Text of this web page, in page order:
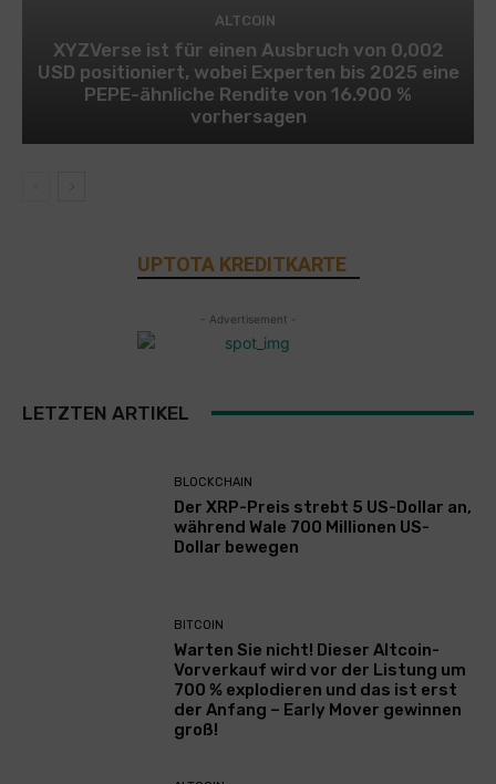
ALTCOIN
XYZVerse ist für einen Ausbruch von 0,002
USD positioniert, wobei Experten bis 2025 eine
PEPE-ähnliche Rendite von 16.900 %
vorhersagen
UPTOTA KREDITKARTE
- Advertisement -
LETZTEN ARTIKEL
BLOCKCHAIN
Der XRP-Preis strebt 5 US-Dollar an,
während Wale 700 Millionen US-
Dollar bewegen
BITCOIN
Warten Sie nicht! Dieser Altcoin-
Vorverkauf wird vor der Listung um
700 % explodieren und das ist erst
der Anfang – Early Mover gewinnen
groß!